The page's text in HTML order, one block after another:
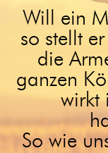
Will ein
so stellt
die
ganzen
wirkt
So wie